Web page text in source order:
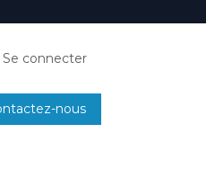
Se connecter
SMARTPHONE
nous